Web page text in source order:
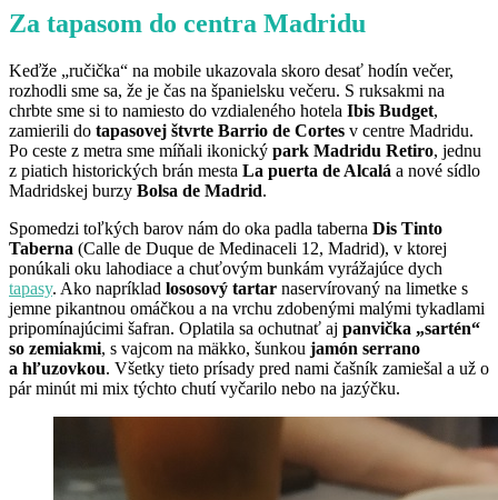
Za tapasom do centra Madridu
Keďže „ručička“ na mobile ukazovala skoro desať hodín večer,
rozhodli sme sa, že je čas na španielsku večeru. S ruksakmi na
chrbte sme si to namiesto do vzdialeného hotela Ibis Budget,
zamierili do tapasovej štvrte Barrio de Cortes v centre Madridu.
Po ceste z metra sme míňali ikonický park Madridu Retiro, jednu
z piatich historických brán mesta La puerta de Alcalá a nové sídlo
Madridskej burzy Bolsa de Madrid.
Spomedzi toľkých barov nám do oka padla taberna Dis Tinto
Taberna (Calle de Duque de Medinaceli 12, Madrid), v ktorej
ponúkali oku lahodiace a chuťovým bunkám vyrážajúce dych
tapasy. Ako napríklad lososový tartar naservírovaný na limetke s
jemne pikantnou omáčkou a na vrchu zdobenými malými tykadlami
pripomínajúcimi šafran. Oplatila sa ochutnať aj panvička „sartén“
so zemiakmi, s vajcom na mäkko, šunkou jamón serrano
a hľuzovkou. Všetky tieto prísady pred nami čašník zamiešal a už o
pár minút mi mix týchto chutí vyčarilo nebo na jazýčku.